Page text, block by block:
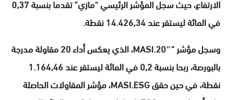
الارتفاع، حيث سجل المؤشر الرئيسي “مازي” تقدما بنسبة 0,37
في المائة ليستقر عند 14.426,34 نقطة.
وسجل مؤشر “MASI.20″، الذي يعكس أداء 20 مقاولة مدرجة
بالبورصة، ربحا بنسبة 0,2 في المائة ليستقر عند 1.164,46
نقطة، في حين حقق MASI.ESG، مؤشر المقاولات الحاصلة